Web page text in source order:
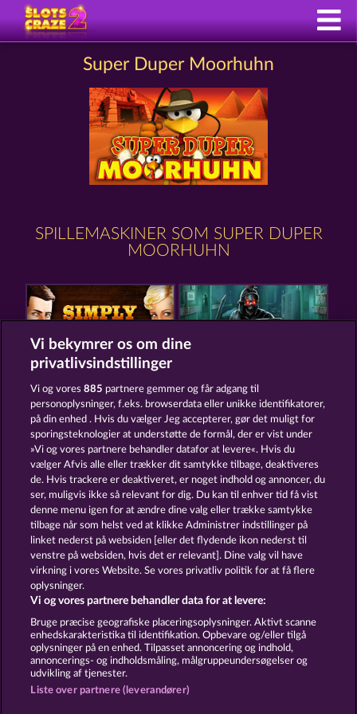
Super Duper Moorhuhn
SPILLEMASKINER SOM SUPER DUPER
MOORHUHN
EGGCITING FRUITS - HOLD & SPIN BEER PARTY
Vilkår og betingelser Datasikkerhed
Kontakt
Indsend anmodning om tilbagetrækning
Vi bekymrer os om dine
privatlivsindstillinger
Vi og vores885 partnere gemmer og får adgang til
personoplysninger, f.eks. browserdata eller unikke identifikatorer,
på din enhed . Hvis du vælger Jeg accepterer, gør det muligt for
sporingsteknologier at understøtte de formål, der er vist under
»Vi og vores partnere behandler datafor at levere«. Hvis du
vælger Afvis alle eller trækker dit samtykke tilbage, deaktiveres
de. Hvis trackere er deaktiveret, er noget indhold og annoncer, du
ser, muligvis ikke så relevant for dig. Du kan til enhver tid få vist
denne menu igen for at ændre dine valg eller trække samtykke
tilbage når som helst ved at klikke Administrer indstillinger på
linket nederst på websiden [eller det flydende ikon nederst til
venstre på websiden, hvis det er relevant]. Dine valg vil have
virkning i vores Website. Se vores privatliv politik for at få flere
oplysninger.
Vi og vores partnere behandler data for at levere:
Bruge præcise geografiske placeringsoplysninger. Aktivt scanne
enhedskarakteristika til identifikation. Opbevare og/eller tilgå
oplysninger på en enhed. Tilpasset annoncering og indhold,
annoncerings- og indholdsmåling, målgruppeundersøgelser og
udvikling af tjenester.
Liste over partnere (leverandører)